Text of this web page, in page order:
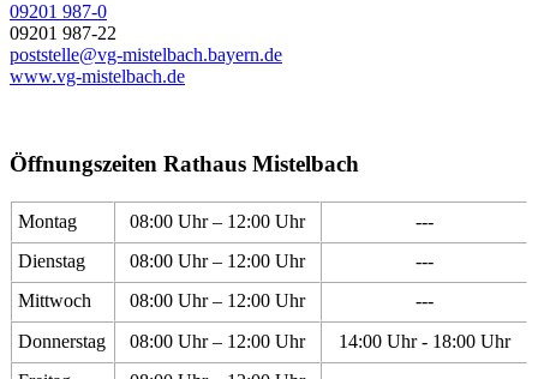
09201 987-0
09201 987-22
poststelle@vg-mistelbach.bayern.de
www.vg-mistelbach.de
Öffnungszeiten Rathaus Mistelbach
Montag 08:00 Uhr – 12:00 Uhr
---
Dienstag
08:00 Uhr – 12:00 Uhr
---
Mittwoch
08:00 Uhr – 12:00 Uhr
---
Donnerstag
08:00 Uhr – 12:00 Uhr
14:00 Uhr - 18:00 Uhr